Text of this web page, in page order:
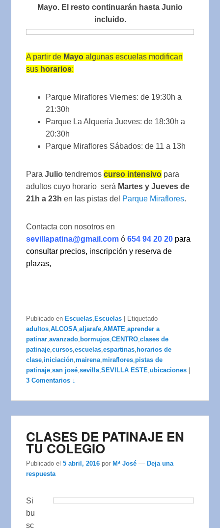
Mayo. El resto continuarán hasta Junio
incluido.
A partir de Mayo algunas escuelas modifican
sus horarios:
Parque Miraflores Viernes: de 19:30h a
21:30h
Parque La Alquería Jueves: de 18:30h a
20:30h
Parque Miraflores Sábados: de 11 a 13h
ParaJulio tendremoscurso intensivo para
adultos cuyo horario será Martes y Jueves de
21h a 23h en las pistas del Parque Miraflores.
Contacta con nosotros en
sevillapatina@gmail.com ó654 94 20 20 para
consultar precios, inscripción y reserva de
plazas,
Publicado en Escuelas Escuelas
Etiquetado
adultos ,ALCOSA ,aljarafe ,AMATE ,aprender a
patinar ,avanzado bormujos ,CENTRO ,clases de
patinaje ,cursos ,escuelas ,espartinas horarios de
clase iniciación ,mairena ,miraflores ,pistas de
patinaje ,san josé ,sevilla ,SEVILLA ESTE ,ubicaciones
3 Comentarios ↓
CLASES DE PATINAJE EN
TU COLEGIO
Publicado el5 abril, 2016 porMª José —Deja una
respuesta
Si
bu
sc